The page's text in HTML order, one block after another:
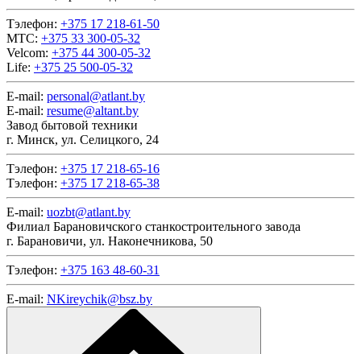
Тэлефон: +375 17 218-61-50
МТС: +375 33 300-05-32
Velcom: +375 44 300-05-32
Life: +375 25 500-05-32
E-mail: personal@atlant.by
E-mail: resume@altant.by
Завод бытовой техники
г. Минск, ул. Селицкого, 24
Тэлефон: +375 17 218-65-16
Тэлефон: +375 17 218-65-38
E-mail: uozbt@atlant.by
Филиал Барановичского станкостроительного завода
г. Барановичи, ул. Наконечникова, 50
Тэлефон: +375 163 48-60-31
E-mail: NKireychik@bsz.by